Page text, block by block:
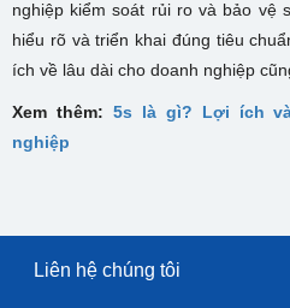
nghiệp kiểm soát rủi ro và bảo vệ
hiểu rõ và triển khai đúng tiêu
ích về lâu dài cho doanh nghiệp
Xem thêm: 5s là gì? Lợi ích
nghiệp
Liên hệ chúng tôi